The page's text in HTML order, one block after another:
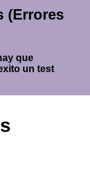
(Errores
que
un test